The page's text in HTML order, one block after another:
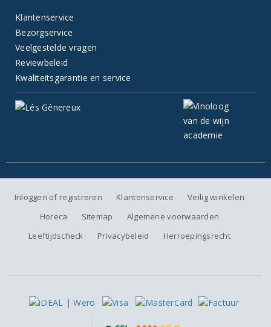
Klantenservice
Bezorgservice
Veelgestelde vragen
Reviewbeleid
Kwaliteitsgarantie en service
Inloggen of registreren Klantenservice
Veilig winkelen
Horeca
Sitemap
Algemene voorwaarden
Leeftijdscheck
Privacybeleid Herroepingsrecht